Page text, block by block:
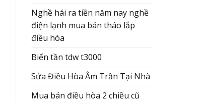
Nghề hái ra tiền năm nay nghề
điện lạnh mua bán tháo lắp
điều hòa
Biến tần tdw t3000
Sửa Điều Hòa Âm Trần Tại Nhà
Mua bán điều hòa 2 chiều cũ